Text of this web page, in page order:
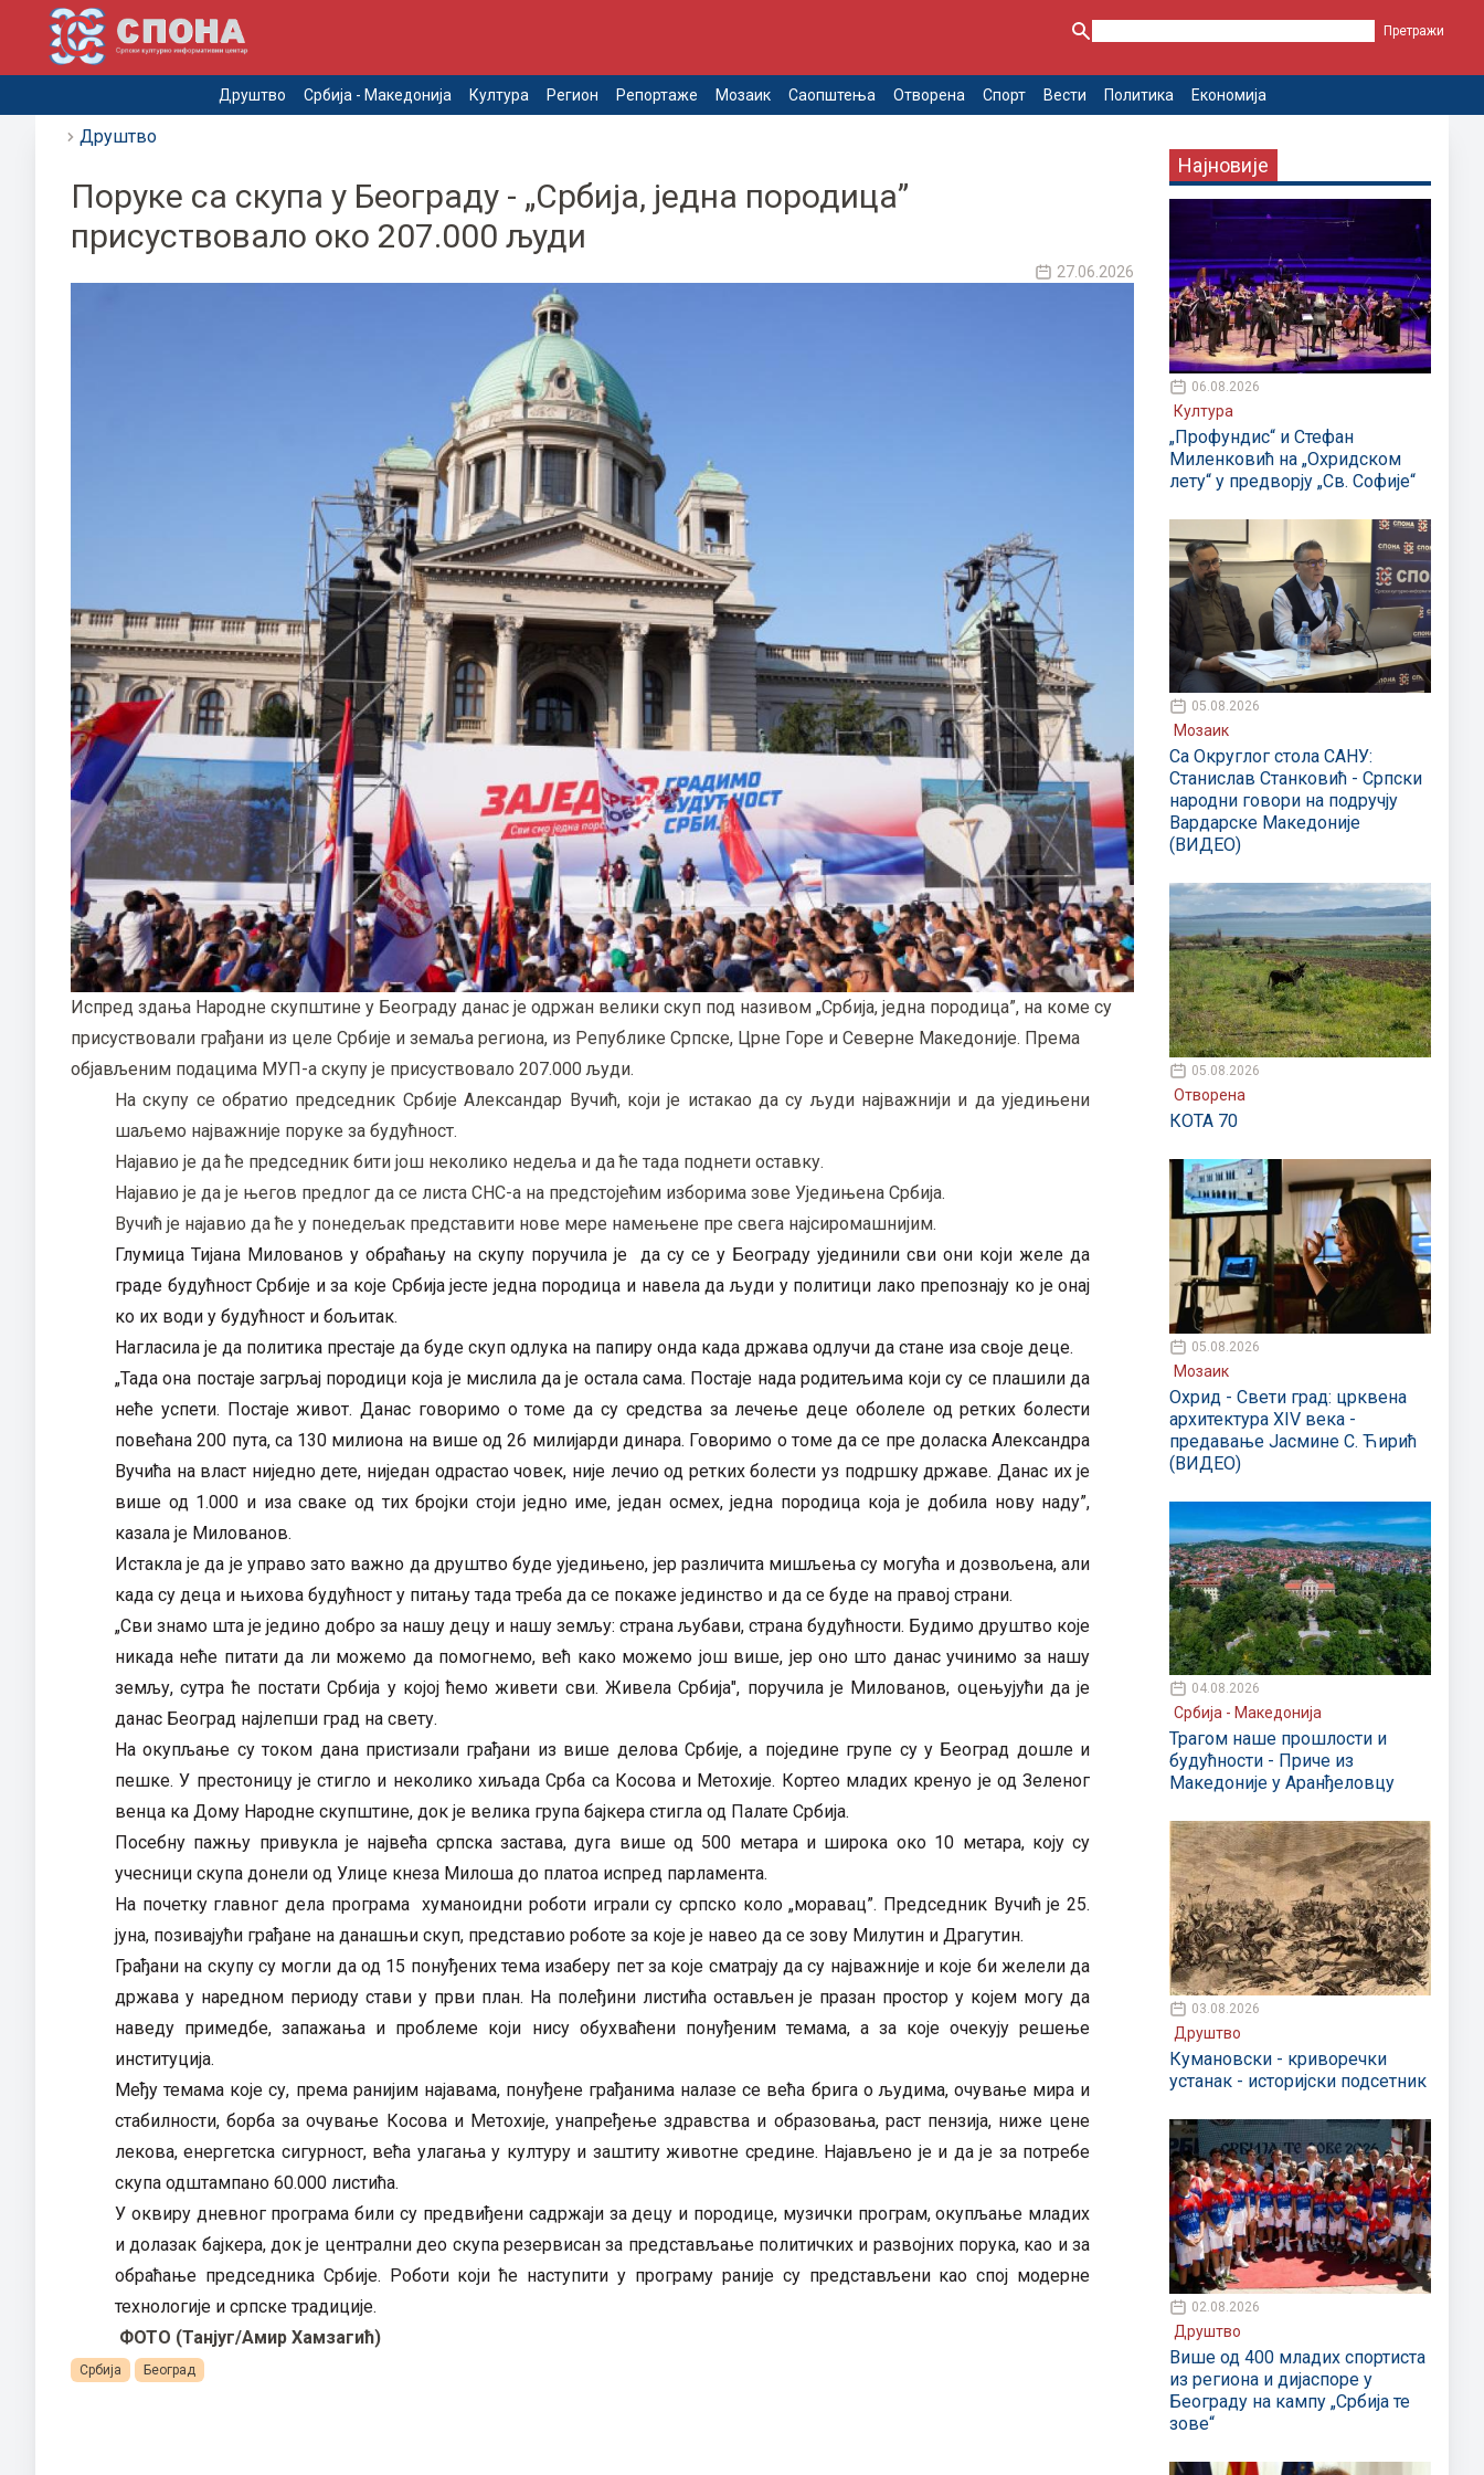
Друштво Србија - Македонија Култура Регион Репортаже Мозаик Саопштења Отворена Спорт Вести Политика Економија
Друштво
Поруке са скупа у Београду - „Србија, једна породица”
присуствовало око 207.000 људи
27.06.2026
Испред здања Народне скупштине у Београду данас је одржан велики скуп под називом „Србија, једна породица”, на коме су
присуствовали грађани из целе Србије и земаља региона, из Републике Српске, Црне Горе и Северне Македоније. Према
објављеним подацима МУП-а скупу је присуствовало 207.000 људи.
На скупу се обратио председник Србије Александар Вучић, који је истакао да су људи најважнији и да уједињени
шаљемо најважније поруке за будућност.
Најавио је да ће председник бити још неколико недеља и да ће тада поднети оставку.
Најавио је да је његов предлог да се листа СНС-а на предстојећим изборима зове Уједињена Србија.
Вучић је најавио да ће у понедељак представити нове мере намењене пре свега најсиромашнијим.
Глумица Тијана Милованов у обраћању на скупу поручила је да су се у Београду ујединили сви они који желе да
граде будућност Србије и за које Србија јесте једна породица и навела да људи у политици лако препознају ко је онај
ко их води у будућност и бољитак.
Нагласила је да политика престаје да буде скуп одлука на папиру онда када држава одлучи да стане иза своје деце.
„Тада она постаје загрљај породици која је мислила да је остала сама. Постаје нада родитељима који су се плашили да
неће успети. Постаје живот. Данас говоримо о томе да су средства за лечење деце оболеле од ретких болести
повећана 200 пута, са 130 милиона на више од 26 милијарди динара. Говоримо о томе да се пре доласка Александра
Вучића на власт ниједно дете, ниједан одрастао човек, није лечио од ретких болести уз подршку државе. Данас их је
више од 1.000 и иза сваке од тих бројки стоји једно име, један осмех, једна породица која је добила нову наду”,
казала је Милованов.
Истакла је да је управо зато важно да друштво буде уједињено, јер различита мишљења су могућа и дозвољена, али
када су деца и њихова будућност у питању тада треба да се покаже јединство и да се буде на правој страни.
„Сви знамо шта је једино добро за нашу децу и нашу земљу: страна љубави, страна будућности. Будимо друштво које
никада неће питати да ли можемо да помогнемо, већ како можемо још више, јер оно што данас учинимо за нашу
земљу, сутра ће постати Србија у којој ћемо живети сви. Живела Србија", поручила је Милованов, оцењујући да је
данас Београд најлепши град на свету.
На окупљање су током дана пристизали грађани из више делова Србије, а поједине групе су у Београд дошле и
пешке. У престоницу је стигло и неколико хиљада Срба са Косова и Метохије. Кортeо младих кренуо је од Зеленог
венца ка Дому Народне скупштине, док је велика група бајкера стигла од Палате Србија.
Посебну пажњу привукла је највећа српска застава, дуга више од 500 метара и широка око 10 метара, коју су
учесници скупа донели од Улице кнеза Милоша до платоа испред парламента.
На почетку главног дела програма хуманоидни роботи играли су српско коло „моравац”. Председник Вучић је 25.
јуна, позивајући грађане на данашњи скуп, представио роботе за које је навео да се зову Милутин и Драгутин.
Грађани на скупу су могли да од 15 понуђених тема изаберу пет за које сматрају да су најважније и које би желели да
држава у наредном периоду стави у први план. На полеђини листића остављен је празан простор у којем могу да
наведу примедбе, запажања и проблеме који нису обухваћени понуђеним темама, а за које очекују решење
институција.
Међу темама које су, према ранијим најавама, понуђене грађанима налазе се већа брига о људима, очување мира и
стабилности, борба за очување Косова и Метохије, унапређење здравства и образовања, раст пензија, ниже цене
лекова, енергетска сигурност, већа улагања у културу и заштиту животне средине. Најављено је и да је за потребе
скупа одштампано 60.000 листића.
У оквиру дневног програма били су предвиђени садржаји за децу и породице, музички програм, окупљање младих
и долазак бајкера, док је централни део скупа резервисан за представљање политичких и развојних порука, као и за
обраћање председника Србије. Роботи који ће наступити у програму раније су представљени као спој модерне
технологије и српске традиције.
ФОТО (Танјуг/Амир Хамзагић)
Србија Београд
Најновије
06.08.2026
Култура
„Профундис“ и Стефан
Миленковић на „Охридском
лету“ у предворју „Св. Софије“
05.08.2026
Мозаик
Са Округлог стола САНУ:
Станислав Станковић - Српски
народни говори на подручју
Вардарске Македоније
(ВИДЕО)
05.08.2026
Отворена
КОТА 70
05.08.2026
Мозаик
Охрид - Свети град: црквена
архитектура XIV века -
предавање Јасмине С. Ћирић
(ВИДЕО)
04.08.2026
Србија - Македонија
Трагом наше прошлости и
будућности - Приче из
Македоније у Аранђеловцу
03.08.2026
Друштво
Кумановски - криворечки
устанак - историјски подсетник
02.08.2026
Друштво
Више од 400 младих спортиста
из региона и дијаспоре у
Београду на кампу „Србија те
зове“